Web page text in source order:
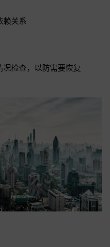
赖关系
况检查，以防需要恢复